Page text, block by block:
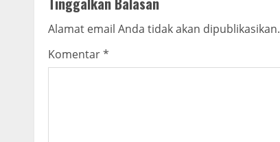
n
u
e
Alamat email Anda tidak akan dipublikasikan.
Komentar*